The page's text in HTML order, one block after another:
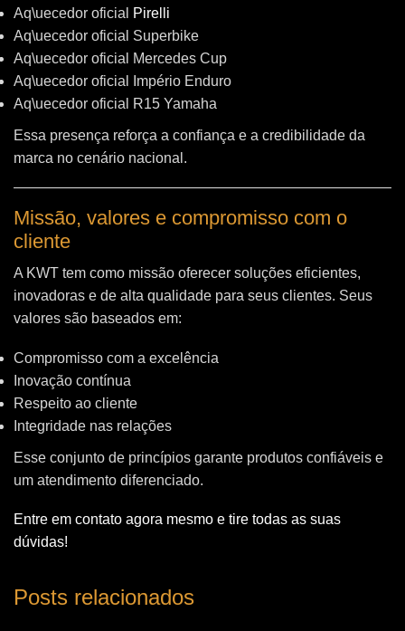
Aq\uecedor oficial
Pirelli
Aq\uecedor oficial Superbike
Aq\uecedor oficial Mercedes Cup
Aq\uecedor oficial Império Enduro
Aq\uecedor oficial R15 Yamaha
Essa presença reforça a confiança e a credibilidade da
marca no cenário nacional.
Missão, valores e compromisso com o
cliente
A KWT tem como missão oferecer soluções eficientes,
inovadoras e de alta qualidade para seus clientes. Seus
valores são baseados em:
Compromisso com a excelência
Inovação contínua
Respeito ao cliente
Integridade nas relações
Esse conjunto de princípios garante produtos confiáveis e
um atendimento diferenciado.
Entre em contato agora mesmo e tire todas as suas
dúvidas!
Posts relacionados